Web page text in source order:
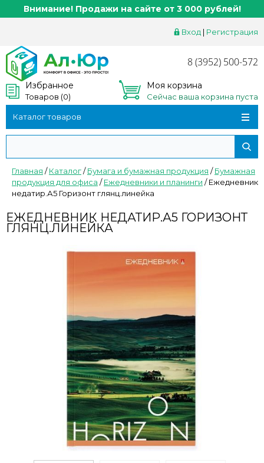
Внимание! Продажи на сайте от 3 000 рублей!
Вход | Регистрация
8 (3952) 500-572
Избранное
Товаров (0)
Моя корзина
Сейчас ваша корзина пуста
Каталог товаров
Главная /Каталог/Бумага и бумажная продукция /Бумажная
продукция для офиса /Ежедневники и планинги /Ежедневник
недатир.А5 Горизонт глянц.линейка
ЕЖЕДНЕВНИК НЕДАТИР.А5 ГОРИЗОНТ
ГЛЯНЦ.ЛИНЕЙКА